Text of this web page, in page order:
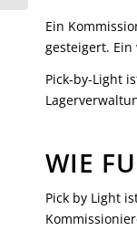
Ein
gesteigert.
Pick-by-Light
WIE
Pick by Light